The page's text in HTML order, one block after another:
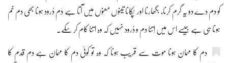
کو دم دے دو یہ گرم کرنا، بگھارنا اور پکانا تینوں معنوں میں آتا ہے دَم دُرود ہونا بھی دم خم
ہونا ہی ہے جیسے اس میں اِتنا دم و دُرود نہیں کہ وہ اتنا کام کر سکے۔
دم کا مہمان ہونا موت سے قریب ہونا کہ وہ تو کوئی دم کا مہمان ہے دم قدم کا